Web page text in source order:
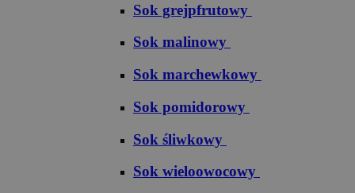
S​o​k​ ​g​r​e​j​p​f​r​u​t​o​w​y
Sok malinowy
Sok marchewkowy
Sok pomidorowy
Sok śliwkowy
Sok wieloowocowy